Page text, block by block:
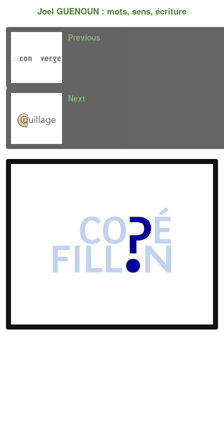
Joel GUENOUN : mots, sens, écriture
Previous
Next